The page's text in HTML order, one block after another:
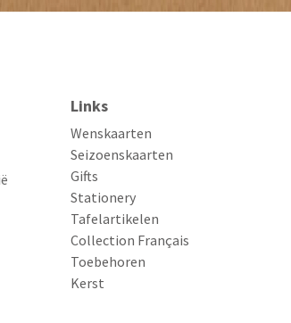
Links
Wenskaarten
Seizoenskaarten
Gifts
Stationery
Tafelartikelen
Collection Français
Toebehoren
Kerst